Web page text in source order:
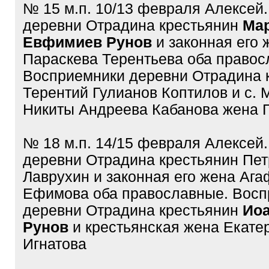
№ 15 м.п. 10/13 февраля Алексей.
деревни Отрадина крестьянин
Евфимиев Рунов и законная его
Параскева Терентьева оба
Восприемники деревни Отрадина
Терентий Гулианов Коптилов и с.
Никиты Андреева Кабанова жена
№ 18 м.п. 14/15 февраля Алексей.
деревни Отрадина крестьянин
Лаврухин и законная его жена
Ефимова оба православные.
деревни Отрадина крестьянин
Рунов и крестьянская жена
Игнатова